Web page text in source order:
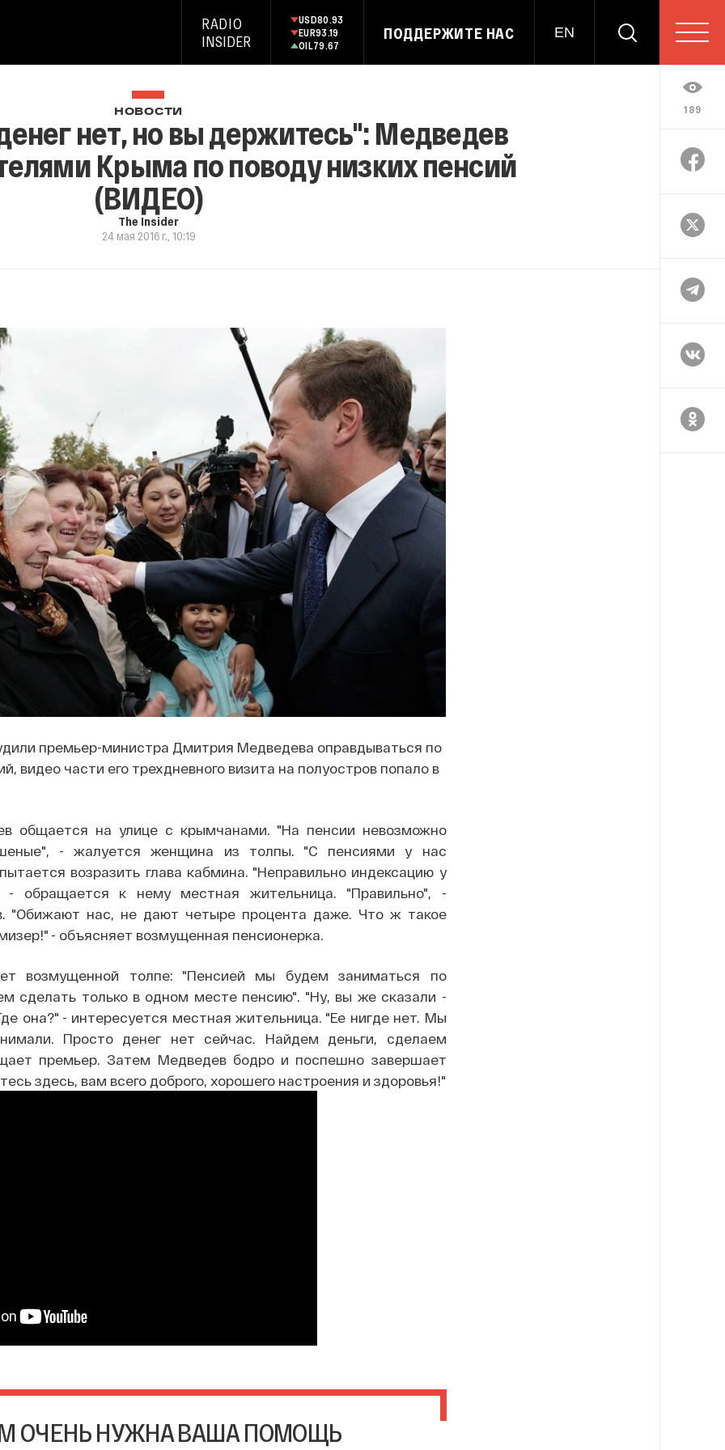
RADIO
INSIDER
USD80.93
EUR93.19
OIL79.67
ПОДДЕРЖИТЕ НАС EN
189
НОВОСТИ
нет, но вы держитесь": Медведев
Крыма по поводу низких пенсий
(ВИДЕО)
The Insider
24 мая 2016 г., 10:19
премьер-министра Дмитрия Медведева оправдываться по
видео части его трехдневного визита на полуостров попало в
общается на улице с крымчанами. "На пенсии невозможно
- жалуется женщина из толпы. "С пенсиями у нас
возразить глава кабмина. "Неправильно индексацию у
- обращается к нему местная жительница. "Правильно", -
"Обижают нас, не дают четыре процента даже. Что ж такое
- объясняет возмущенная пенсионерка.
возмущенной толпе: "Пенсией мы будем заниматься по
сделать только в одном месте пенсию". "Ну, вы же сказали -
она?" - интересуется местная жительница. "Ее нигде нет. Мы
Просто денег нет сейчас. Найдем деньги, сделаем
премьер. Затем Медведев бодро и поспешно завершает
здесь, вам всего доброго, хорошего настроения и здоровья!"
ОЧЕНЬ НУЖНА ВАША ПОМОЩЬ